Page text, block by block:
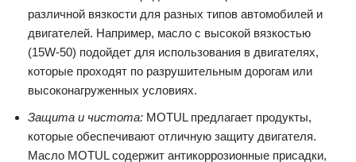
различной вязкости для разных типов автомобилей и
двигателей. Например, масло с высокой вязкостью
(15W-50) подойдет для использования в двигателях,
которые проходят по разрушительным дорогам или
высоконагруженных условиях.
Защита и чистота: MOTUL предлагает продукты,
которые обеспечивают отличную защиту двигателя.
Масло MOTUL содержит антикоррозионные присадки,